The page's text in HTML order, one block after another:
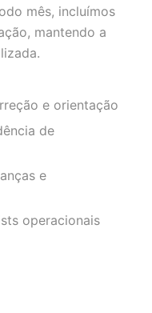
mês, incluímos
mantendo a
e orientação
de
e
operacionais